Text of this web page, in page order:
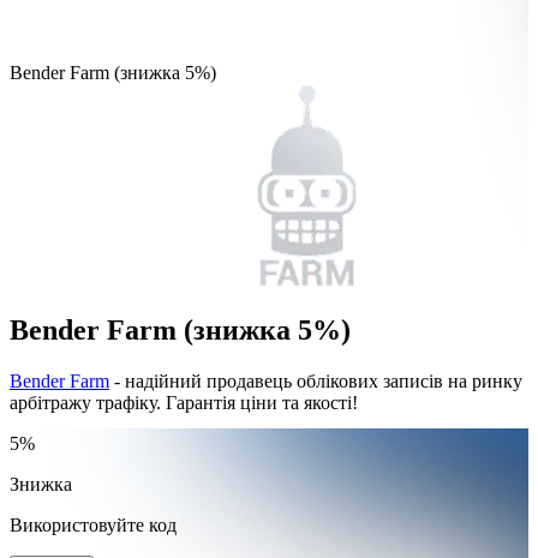
Bender Farm (знижка 5%)
Bender Farm (знижка 5%)
Bender Farm - надійний продавець облікових записів на ринку
арбітражу трафіку. Гарантія ціни та якості!
5%
Знижка
Використовуйте код